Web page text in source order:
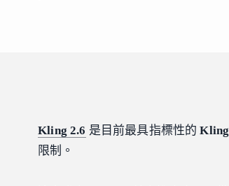
Kling 2.6 是目前最具指標性的
限制。